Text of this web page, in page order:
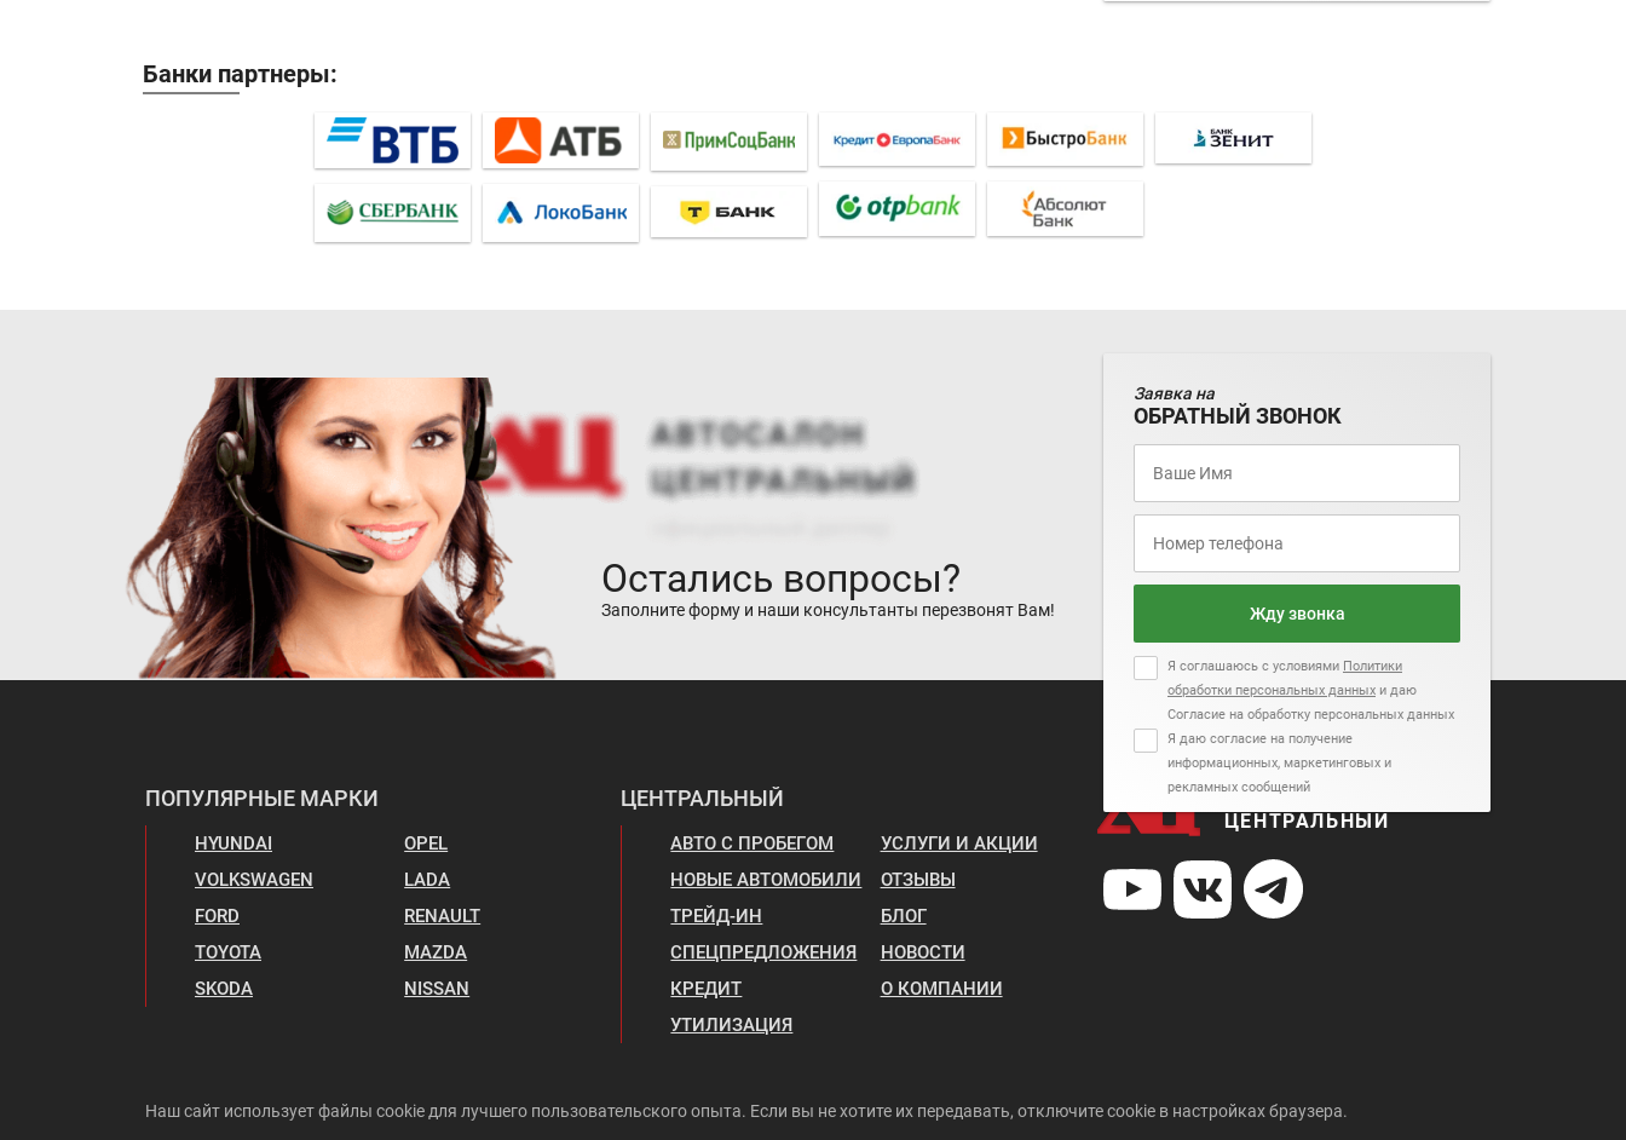
Банки партнеры:
Остались вопросы?
Заполните форму и наши консультанты перезвонят Вам!
Заявка на
ОБРАТНЫЙ ЗВОНОК
Жду звонка
Я соглашаюсь с условиями Политики
обработки персональных данных и даю
Согласие на обработку персональных данных
Я даю согласие на получение
информационных, маркетинговых и
рекламных сообщений
ПОПУЛЯРНЫЕ МАРКИ
HYUNDAI
VOLKSWAGEN
FORD
TOYOTA
SKODA
OPEL
LADA
RENAULT
MAZDA
NISSAN
ЦЕНТРАЛЬНЫЙ
АВТО С ПРОБЕГОМ
НОВЫЕ АВТОМОБИЛИ
ТРЕЙД-ИН
СПЕЦПРЕДЛОЖЕНИЯ
КРЕДИТ
УТИЛИЗАЦИЯ
УСЛУГИ И АКЦИИ
ОТЗЫВЫ
БЛОГ
НОВОСТИ
О КОМПАНИИ
АВТОСАЛОН
ЦЕНТРАЛЬНЫЙ
Наш сайт использует файлы cookie для лучшего пользовательского опыта. Если вы не хотите их передавать, отключите cookie в настройках браузера.